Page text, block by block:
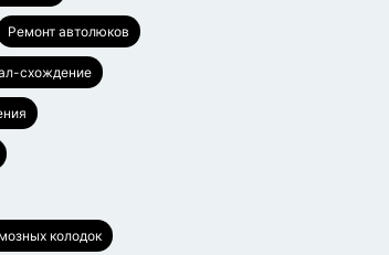
Ремонт автолюков
схождение
колодок